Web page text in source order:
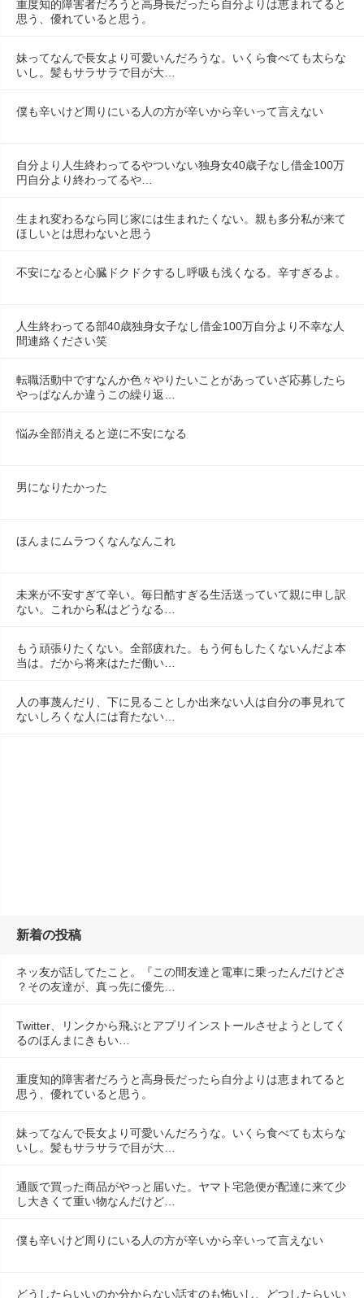
重度知的障害者だろうと高身長だったら自分よりは恵まれてると
思う、優れていると思う。
妹ってなんで長女より可愛いんだろうな。いくら食べても太らな
いし。髪もサラサラで目が大…
僕も辛いけど周りにいる人の方が辛いから辛いって言えない
自分より人生終わってるやついない独身女40歳子なし借金100万
円自分より終わってるや…
生まれ変わるなら同じ家には生まれたくない。親も多分私が来て
ほしいとは思わないと思う
不安になると心臓ドクドクするし呼吸も浅くなる。辛すぎるよ。
人生終わってる部40歳独身女子なし借金100万自分より不幸な人
間連絡ください笑
転職活動中ですなんか色々やりたいことがあっていざ応募したら
やっぱなんか違うこの繰り返…
悩み全部消えると逆に不安になる
男になりたかった
ほんまにムラつくなんなんこれ
未来が不安すぎて辛い。毎日酷すぎる生活送っていて親に申し訳
ない。これから私はどうなる…
もう頑張りたくない。全部疲れた。もう何もしたくないんだよ本
当は。だから将来はただ働い…
人の事蔑んだり、下に見ることしか出来ない人は自分の事見れて
ないしろくな人には育たない…
新着の投稿
ネッ友が話してたこと。『この間友達と電車に乗ったんだけどさ
？その友達が、真っ先に優先…
Twitter、リンクから飛ぶとアプリインストールさせようとしてく
るのほんまにきもい…
重度知的障害者だろうと高身長だったら自分よりは恵まれてると
思う、優れていると思う。
妹ってなんで長女より可愛いんだろうな。いくら食べても太らな
いし。髪もサラサラで目が大…
通販で買った商品がやっと届いた。ヤマト宅急便が配達に来て少
し大きくて重い物なんだけど…
僕も辛いけど周りにいる人の方が辛いから辛いって言えない
どうしたらいいのか分からない話すのも怖いし、どつしたらいい